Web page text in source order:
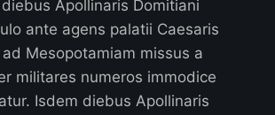
Apollinaris Domitiani
ante agens palatii Caesaris
Mesopotamiam missus a
militares numeros immodice
Isdem diebus Apollinaris